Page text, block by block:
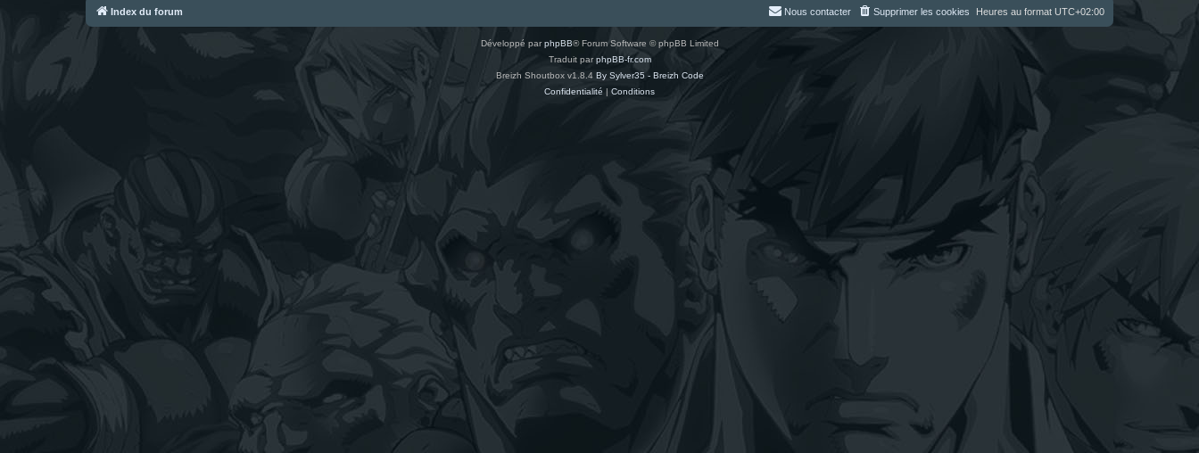
Index du forum Heures au format UTC+02:00
Supprimer les cookies
Nous contacter
Développé parphpBB® Forum Software © phpBB Limited
Traduit parphpBB-fr.com
Breizh Shoutbox v1.8.4 By Sylver35 - Breizh Code
Confidentialité | Conditions